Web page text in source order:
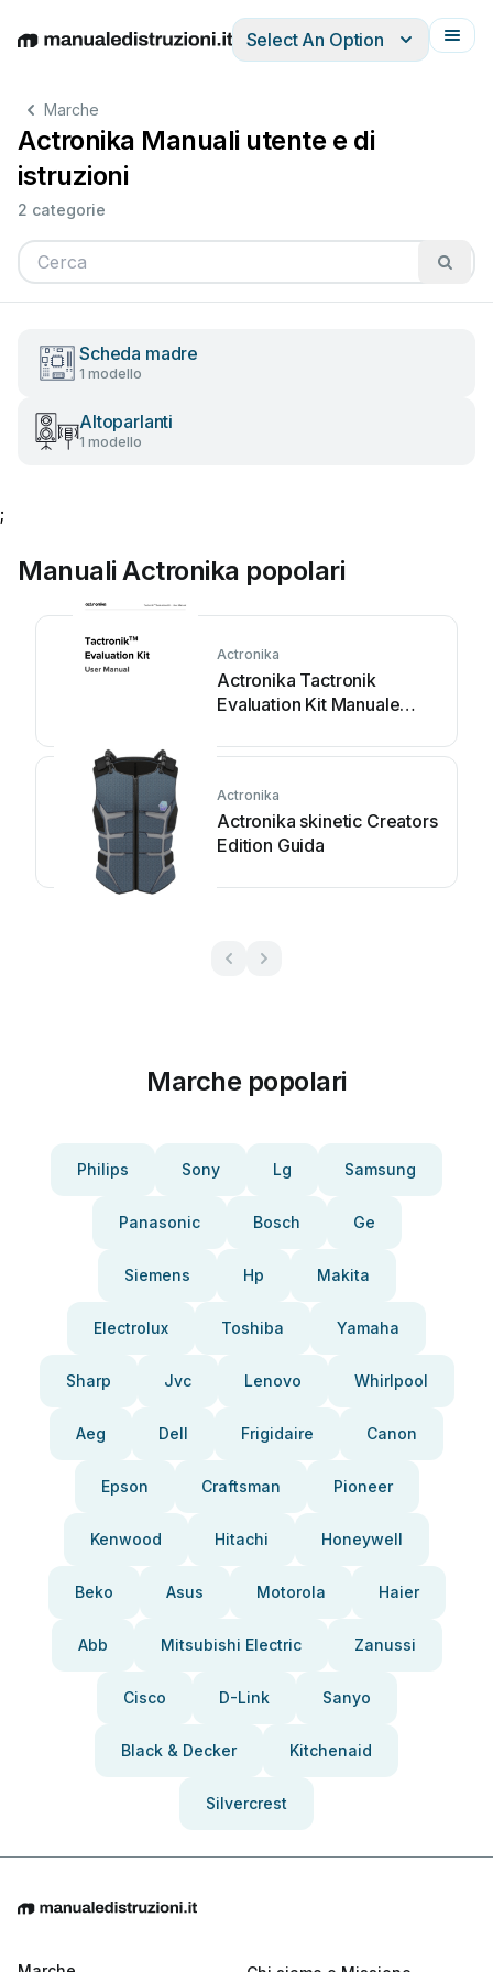
EnglishDeutschEspañolItalianoFrançais
Select An Option
Marche
Actronika Manuali utente e di
istruzioni
2 categorie
Scheda madre
1 modello
Altoparlanti
1 modello
;
Manuali Actronika popolari
Actronika
Actronika Tactronik
Evaluation Kit Manuale
Actronika
Actronika skinetic Creators
Edition Guida
Marche popolari
Philips Sony Lg Samsung
Panasonic Bosch Ge
Siemens Hp Makita
Electrolux Toshiba Yamaha
Sharp Jvc Lenovo Whirlpool
Aeg Dell Frigidaire Canon
Epson Craftsman Pioneer
Kenwood Hitachi Honeywell
Beko Asus Motorola Haier
Abb Mitsubishi Electric Zanussi
Cisco D-Link Sanyo
Black & Decker Kitchenaid
Silvercrest